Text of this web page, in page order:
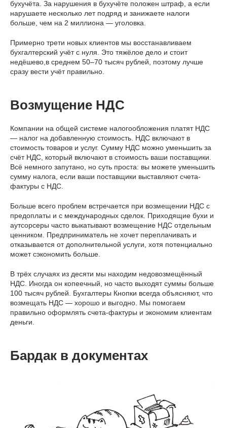
бухучёта. За нарушения в бухучёте положен штраф, а если
нарушаете несколько лет подряд и занижаете налоги
больше, чем на 2 миллиона — уголовка.
Примерно трети новых клиентов мы восстанавливаем
бухгалтерский учёт с нуля. Это тяжёлое дело и стоит
недёшево,в среднем 50–70 тысяч рублей, поэтому лучше
сразу вести учёт правильно.
Возмущение НДС
Компании на общей системе налогообложения платят НДС
— налог на добавленную стоимость. НДС включают в
стоимость товаров и услуг. Сумму НДС можно уменьшить за
счёт НДС, который включают в стоимость ваши поставщики.
Всё немного запутано, но суть проста: вы можете уменьшить
сумму налога, если ваши поставщики выставляют счета-
фактуры с НДС.
Больше всего проблем встречается при возмещении НДС с
предоплаты и с международных сделок. Приходящие бухи и
аутсорсеры часто выкатывают возмещение НДС отдельным
ценником. Предприниматель не хочет переплачивать и
отказывается от дополнительной услуги, хотя потенциально
может сэкономить больше.
В трёх случаях из десяти мы находим недовозмещённый
НДС. Иногда он копеечный, но часто выходят суммы больше
100 тысяч рублей. Бухгалтеры Кнопки всегда объясняют, что
возмещать НДС — хорошо и выгодно. Мы помогаем
правильно оформлять счета-фактуры и экономим клиентам
деньги.
Бардак в документах